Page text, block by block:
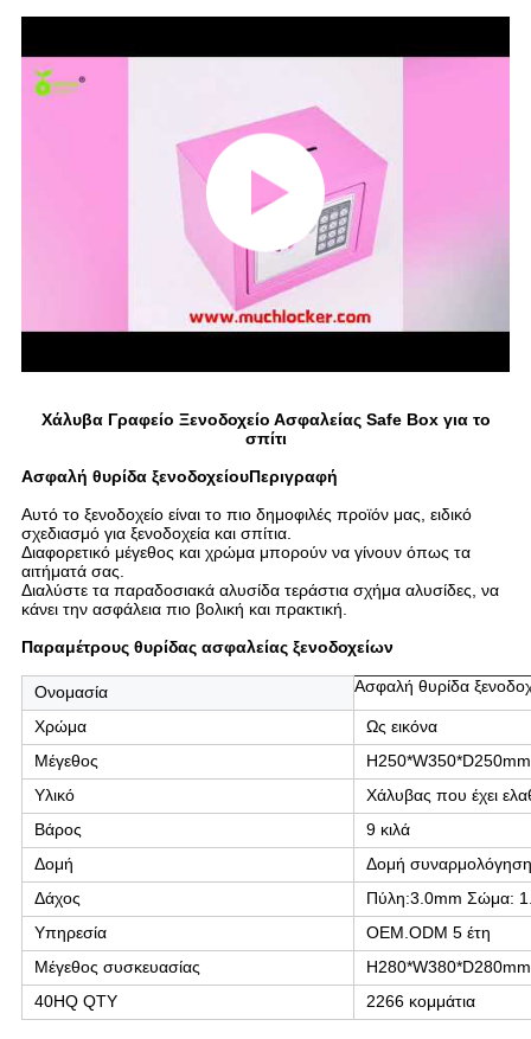
Χάλυβα Γραφείο Ξενοδοχείο Ασφαλείας Safe Box για το
σπίτι
Ασφαλή θυρίδα ξενοδοχείουΠεριγραφή
Αυτό το ξενοδοχείο είναι το πιο δημοφιλές προϊόν μας, ειδικό
σχεδιασμό για ξενοδοχεία και σπίτια.
Διαφορετικό μέγεθος και χρώμα μπορούν να γίνουν όπως τα
αιτήματά σας.
Διαλύστε τα παραδοσιακά αλυσίδα τεράστια σχήμα αλυσίδες, να
κάνει την ασφάλεια πιο βολική και πρακτική.
Παραμέτρους θυρίδας ασφαλείας ξενοδοχείων
Ονομασία Ασφαλή θυρίδα
Χρώμα
Ως εικόνα
Μέγεθος
H250*W350*D250mm
Υλικό
Χάλυβας που έχει
Βάρος
9 κιλά
Δομή
Δομή
Δάχος
Πύλη:3.0mm Σώμα:
Υπηρεσία
OEM.ODM 5 έτη
Μέγεθος συσκευασίας
H280*W380*D280mm
40HQ QTY
2266 κομμάτια